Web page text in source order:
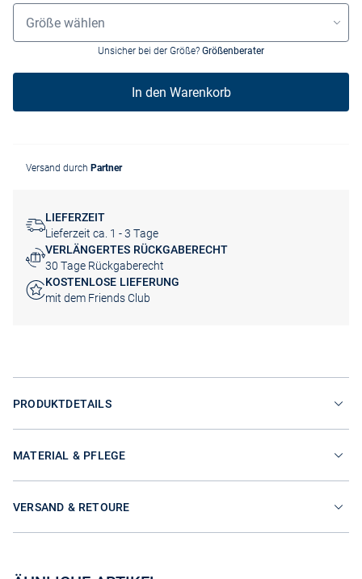
Größenauswahl
Größe wählen
Unsicher bei der Größe? Größenberater
In den Warenkorb
Versand durch Partner
LIEFERZEIT
Lieferzeit ca. 1 - 3 Tage
VERLÄNGERTES RÜCKGABERECHT
30 Tage Rückgaberecht
KOSTENLOSE LIEFERUNG
mit dem Friends Club
PRODUKTDETAILS
MATERIAL & PFLEGE
VERSAND & RETOURE